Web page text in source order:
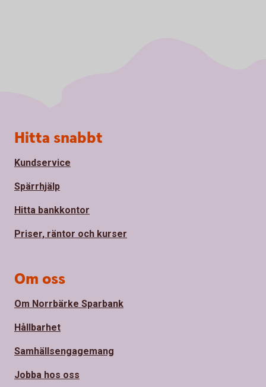
Sidfot
Hitta snabbt
Kundservice
Spärrhjälp
Hitta bankkontor
Priser, räntor och kurser
Om oss
Om Norrbärke Sparbank
Hållbarhet
Samhällsengagemang
Jobba hos oss